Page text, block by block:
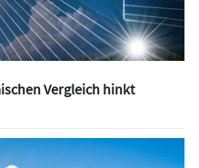
Vergleich hinkt